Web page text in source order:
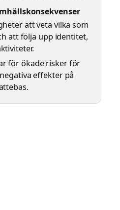
att veta vilka som
att följa upp identitet,
för ökade risker för
effekter på